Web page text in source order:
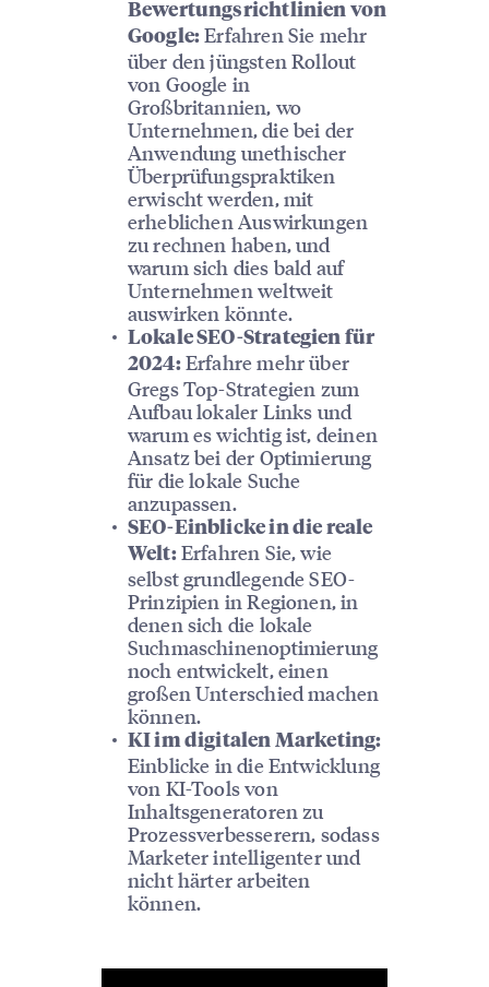
Bewertungsrichtlinien von
Google: Erfahren Sie mehr
über den jüngsten Rollout
von Google in
Großbritannien, wo
Unternehmen, die bei der
Anwendung unethischer
Überprüfungspraktiken
erwischt werden, mit
erheblichen Auswirkungen
zu rechnen haben, und
warum sich dies bald auf
Unternehmen weltweit
auswirken könnte.
Lokale SEO-Strategien für
2024:Erfahre mehr über
Gregs Top-Strategien zum
Aufbau lokaler Links und
warum es wichtig ist, deinen
Ansatz bei der Optimierung
für die lokale Suche
anzupassen.
SEO-Einblicke in die reale
Welt:Erfahren Sie, wie
selbst grundlegende SEO-
Prinzipien in Regionen, in
denen sich die lokale
Suchmaschinenoptimierung
noch entwickelt, einen
großen Unterschied machen
können.
KI im digitalen Marketing:
Einblicke in die Entwicklung
von KI-Tools von
Inhaltsgeneratoren zu
Prozessverbesserern, sodass
Marketer intelligenter und
nicht härter arbeiten
können.